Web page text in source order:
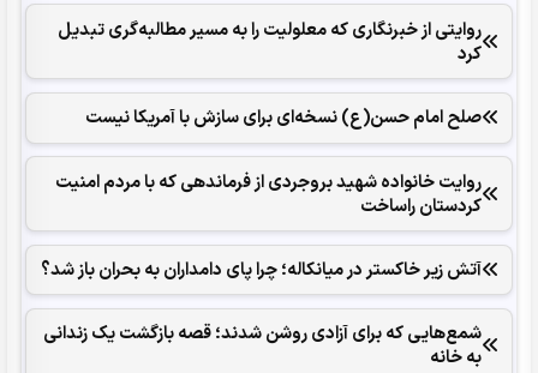
روایتی از خبرنگاری که معلولیت را به مسیر مطالبه‌گری تبدیل
کرد
صلح امام حسن(ع) نسخه‌ای برای سازش با آمریکا نیست
روایت خانواده شهید بروجردی از فرماندهی که با مردم امنیت
کردستان راساخت
آتش زیر خاکستر در میانکاله؛ چرا پای دامداران به بحران باز شد؟
شمع‌هایی که ‌برای آزادی روشن شدند؛ قصه بازگشت یک زندانی
به خانه